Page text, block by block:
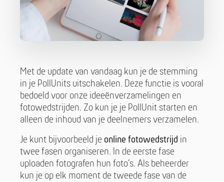
Met de update van vandaag kun je de stemming
in je PollUnits uitschakelen. Deze functie is vooral
bedoeld voor onze ideeënverzamelingen en
fotowedstrijden. Zo kun je je PollUnit starten en
alleen de inhoud van je deelnemers verzamelen.
Je kunt bijvoorbeeld je online fotowedstrijd in
twee fasen organiseren. In de eerste fase
uploaden fotografen hun foto’s. Als beheerder
kun je op elk moment de tweede fase van de